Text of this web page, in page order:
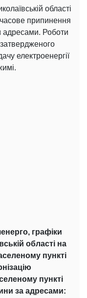
області
припинення
адресами. Роботи
електроенергії
графіки
області на
пункті
пункті
за адресами: